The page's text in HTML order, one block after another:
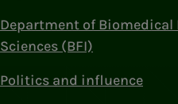
Department of Biomedical
Sciences (BFI)
Politics and influence